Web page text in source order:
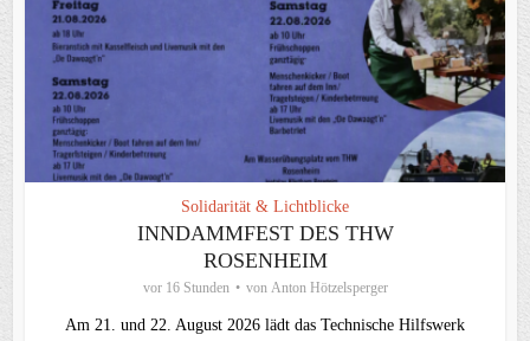
Solidarität & Lichtblicke
INNDAMMFEST DES THW
ROSENHEIM
vor 16 Stunden von Anton Hötzelsperger
Am 21. und 22. August 2026 lädt das Technische Hilfswerk